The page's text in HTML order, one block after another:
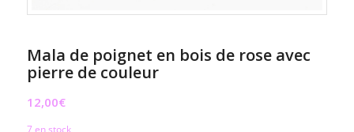
Mala de poignet en bois de rose avec
pierre de couleur
12,00€
7 en stock